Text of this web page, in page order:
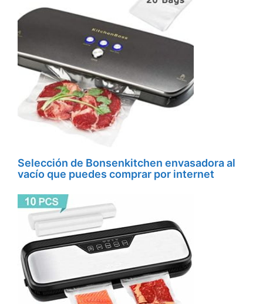
Selección de Bonsenkitchen envasadora al
vacío que puedes comprar por internet